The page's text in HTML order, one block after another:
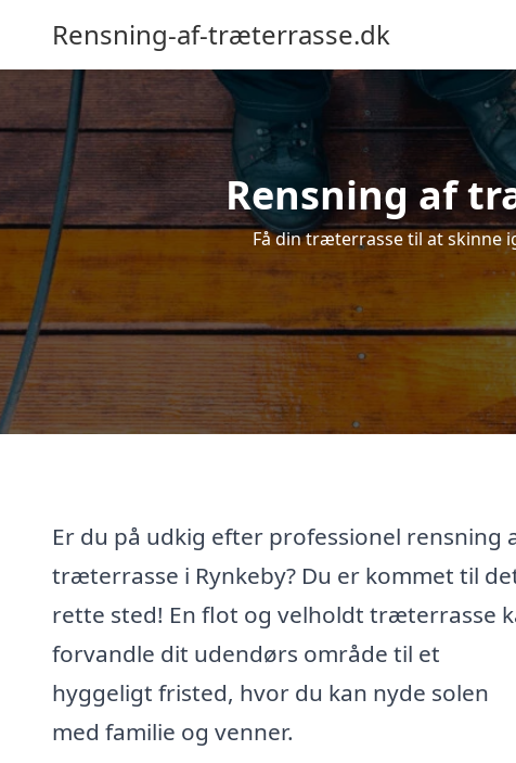
Rensning-af-træterrasse.dk
Rensning af
Få din træterrasse til at skinne
Er du på udkig efter professionel rensning
træterrasse i Rynkeby? Du er kommet til
rette sted! En flot og velholdt træterrasse
forvandle dit udendørs område til et
hyggeligt fristed, hvor du kan nyde solen
med familie og venner.